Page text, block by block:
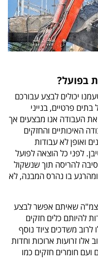
בפועל?
יכולים לבצע עבורכם
פרטיים, בנייני
את העבודה אנו מבצעים אך
האיכותיים והחזקים
ואופן לא עבודות
לפני כל הוצאה לפועל
להריסה תוך שנשקול
בו נהרס המבנה, לא
צמ"ה שאיתם אפשר לבצע
להיותם כלים חזקים
לרוב משדכים ציוד נוסף
זרועות ארוכות וחדות
חומרים חזקים כמו